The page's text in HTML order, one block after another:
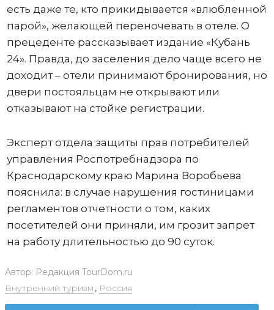
есть даже те, кто прикидывается «влюбленной
парой», желающей переночевать в отеле. О
прецеденте рассказывает издание «Кубань
24». Правда, до заселения дело чаще всего не
доходит – отели принимают бронирования, но
двери постояльцам не открывают или
отказывают на стойке регистрации.
Эксперт отдела защиты прав потребителей
управления Роспотребнадзора по
Краснодарскому краю Марина Воробьева
пояснила: в случае нарушения гостиницами
регламентов отчетности о том, каких
посетителей они приняли, им грозит запрет
на работу длительностью до 90 суток.
Автор: Редакция TourDom.ru
Внутренний туризм , Россия